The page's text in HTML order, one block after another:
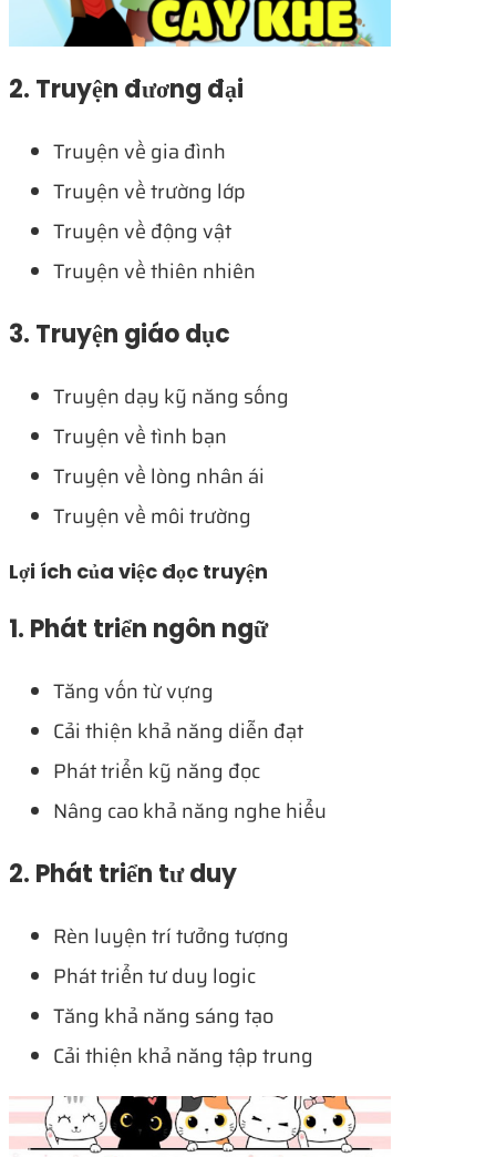
2. Truyện đương đại
Truyện về gia đình
Truyện về trường lớp
Truyện về động vật
Truyện về thiên nhiên
3. Truyện giáo dục
Truyện dạy kỹ năng sống
Truyện về tình bạn
Truyện về lòng nhân ái
Truyện về môi trường
Lợi ích của việc đọc truyện
1. Phát triển ngôn ngữ
Tăng vốn từ vựng
Cải thiện khả năng diễn đạt
Phát triển kỹ năng đọc
Nâng cao khả năng nghe hiểu
2. Phát triển tư duy
Rèn luyện trí tưởng tượng
Phát triển tư duy logic
Tăng khả năng sáng tạo
Cải thiện khả năng tập trung